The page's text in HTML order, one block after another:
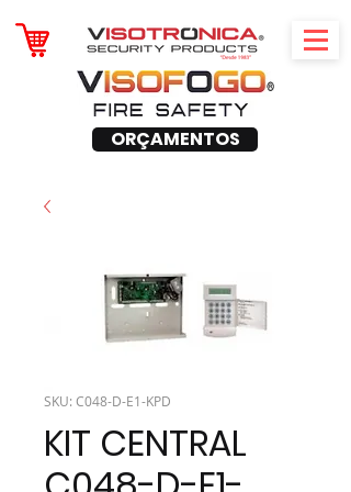
ORÇAMENTOS
SKU: C048-D-E1-KPD
KIT CENTRAL